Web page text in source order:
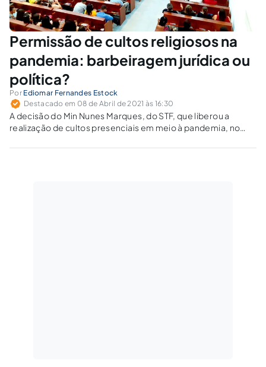
Permissão de cultos religiosos na
pandemia: barbeiragem jurídica ou
política?
Por Ediomar Fernandes Estock
Destacado em 08 de Abril de 2021 às 16:30
A decisão do Min Nunes Marques, do STF, que liberou a
realização de cultos presenciais em meio à pandemia, no